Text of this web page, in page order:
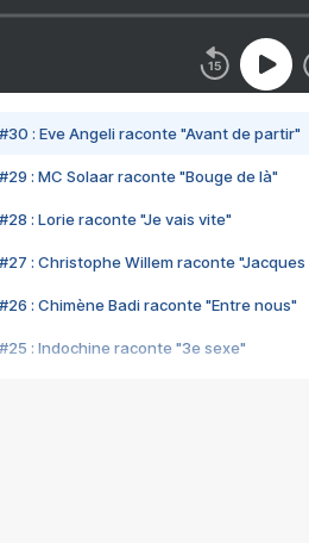
#30 : Eve Angeli raconte "Avant de partir"
#29 : MC Solaar raconte "Bouge de là"
#28 : Lorie raconte "Je vais vite"
#27 : Christophe Willem raconte "Jacques
#26 : Chimène Badi raconte "Entre nous"
#25 : Indochine raconte "3e sexe"